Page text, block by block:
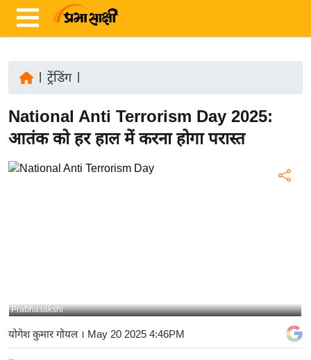
ज़ा
ख
र
ष्ट्री
य
बि
ट्रेंडिंग|
National Anti Terrorism Day 2025:
आतंक को हर हाल में करना होगा परास्त
Prabhasakshi
योगेश कुमार गोयल। May 20 2025 4:46PM